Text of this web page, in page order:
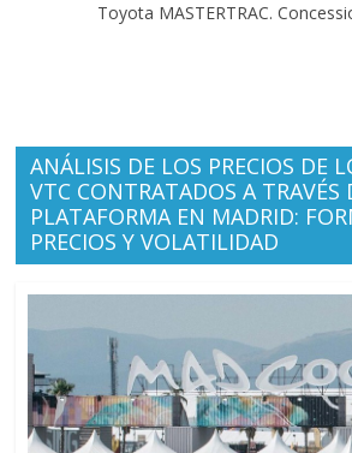
Toyota MASTERTRAC.
ANÁLISIS DE LOS PRECIOS DE
VTC CONTRATADOS A TRAVÉS
PLATAFORMA EN MADRID:
PRECIOS Y VOLATILIDAD